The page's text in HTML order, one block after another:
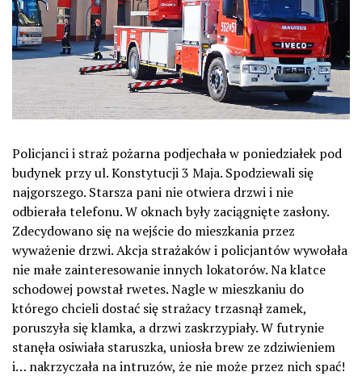
Policjanci i straż pożarna podjechała w poniedziałek pod
budynek przy ul. Konstytucji 3 Maja. Spodziewali się
najgorszego. Starsza pani nie otwiera drzwi i nie
odbierała telefonu. W oknach były zaciągnięte zasłony.
Zdecydowano się na wejście do mieszkania przez
wyważenie drzwi. Akcja strażaków i policjantów wywołała
nie małe zainteresowanie innych lokatorów. Na klatce
schodowej powstał rwetes. Nagle w mieszkaniu do
którego chcieli dostać się strażacy trzasnął zamek,
poruszyła się klamka, a drzwi zaskrzypiały. W futrynie
stanęła osiwiała staruszka, uniosła brew ze zdziwieniem
i… nakrzyczała na intruzów, że nie może przez nich spać!